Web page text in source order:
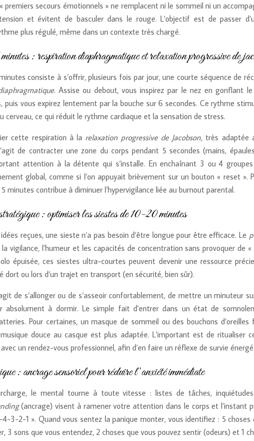
premiers secours émotionnels » ne remplacent ni le sommeil ni un
et évitent de basculer dans le rouge. L’objectif est de passer
plus régulé, même dans un contexte très chargé.
: respiration diaphragmatique et relaxation progressive de
consiste à s’offrir, plusieurs fois par jour, une courte séquence de
. Assise ou debout, vous inspirez par le nez en gonflant
puis vous expirez lentement par la bouche sur 6 secondes. Ce rythme
cerveau, ce qui réduit le rythme cardiaque et la sensation de stress.
cette respiration à la relaxation progressive de Jacobson, très adaptée
de contracter une zone du corps pendant 5 secondes (mains,
attention à la détente qui s’installe. En enchaînant 3 ou 4
global, comme si l’on appuyait brièvement sur un bouton « reset ».
minutes contribue à diminuer l’hypervigilance liée au burnout parental.
: optimiser les siestes de 10-20 minutes
reçues, une sieste n’a pas besoin d’être longue pour être efficace. Le
vigilance, l’humeur et les capacités de concentration sans provoquer de
épuisée, ces siestes ultra-courtes peuvent devenir une ressource
dort ou lors d’un trajet en transport (en sécurité, bien sûr).
de s’allonger ou de s’asseoir confortablement, de mettre un minuteur
absolument à dormir. Le simple fait d’entrer dans un état de
Pour certaines, un masque de sommeil ou des bouchons d’oreilles
douce au casque est plus adaptée. L’important est de ritualiser
un rendez-vous professionnel, afin d’en faire un réflexe de survie
: ancrage sensoriel pour réduire l’anxiété immédiate
le mental tourne à toute vitesse : listes de tâches, inquiétudes
(ancrage) visent à ramener votre attention dans le corps et l’instant
3-2-1 ». Quand vous sentez la panique monter, vous identifiez : 5 choses
3 sons que vous entendez, 2 choses que vous pouvez sentir (odeurs) et 1